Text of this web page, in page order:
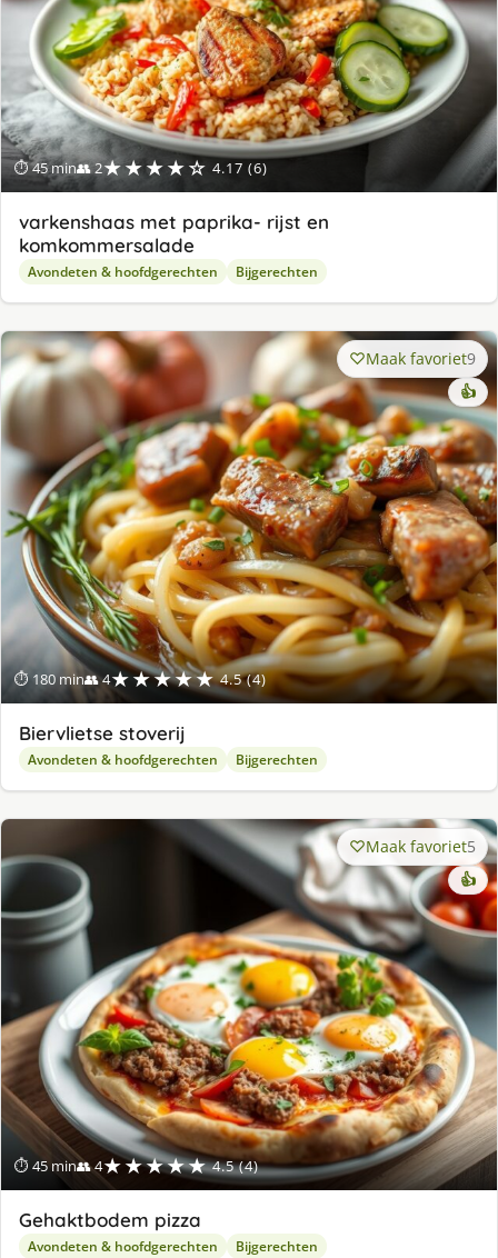
⏱ 45 min👥 2★★★★☆ 4.17 (6)
varkenshaas met paprika- rijst en
komkommersalade
Avondeten & hoofdgerechten Bijgerechten
⏱ 180 min👥 4★★★★★ 4.5 (4)
Maak favoriet9
👍
Biervlietse stoverij
Avondeten & hoofdgerechten Bijgerechten
⏱ 45 min👥 4★★★★★ 4.5 (4)
Maak favoriet5
👍
Gehaktbodem pizza
Avondeten & hoofdgerechten Bijgerechten